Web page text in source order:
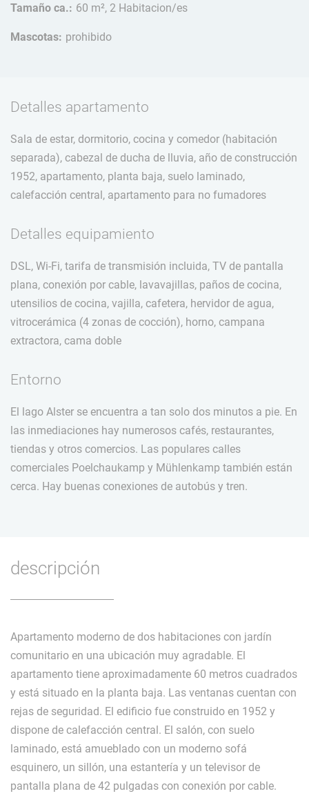
Tamaño ca.: 60 m², 2 Habitacion/es
Mascotas: prohibido
Detalles apartamento
Sala de estar, dormitorio, cocina y comedor (habitación
separada), cabezal de ducha de lluvia, año de construcción
1952, apartamento, planta baja, suelo laminado,
calefacción central, apartamento para no fumadores
Detalles equipamiento
DSL, Wi-Fi, tarifa de transmisión incluida, TV de pantalla
plana, conexión por cable, lavavajillas, paños de cocina,
utensilios de cocina, vajilla, cafetera, hervidor de agua,
vitrocerámica (4 zonas de cocción), horno, campana
extractora, cama doble
Entorno
El lago Alster se encuentra a tan solo dos minutos a pie. En
las inmediaciones hay numerosos cafés, restaurantes,
tiendas y otros comercios. Las populares calles
comerciales Poelchaukamp y Mühlenkamp también están
cerca. Hay buenas conexiones de autobús y tren.
descripción
Apartamento moderno de dos habitaciones con jardín
comunitario en una ubicación muy agradable. El
apartamento tiene aproximadamente 60 metros cuadrados
y está situado en la planta baja. Las ventanas cuentan con
rejas de seguridad. El edificio fue construido en 1952 y
dispone de calefacción central. El salón, con suelo
laminado, está amueblado con un moderno sofá
esquinero, un sillón, una estantería y un televisor de
pantalla plana de 42 pulgadas con conexión por cable.